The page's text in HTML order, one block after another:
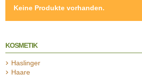
Keine Produkte vorhanden.
KOSMETIK
Haslinger
Haare